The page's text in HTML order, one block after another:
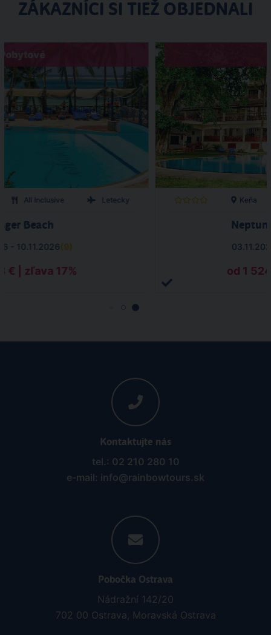
ZÁKAZNÍCI SI TIEŽ OBJEDNALI
All Inclusive Letecky
Beach
- 10.11.2026(9)
€ | zľava 17%
Keňa
od 1
Kontaktujte nás
tel.: 02 210 280 10
e-mail: info@rainbowtours.sk
Pobočka Ostrava
Nádražní 142/20
702 00 Ostrava, Moravská Ostrava